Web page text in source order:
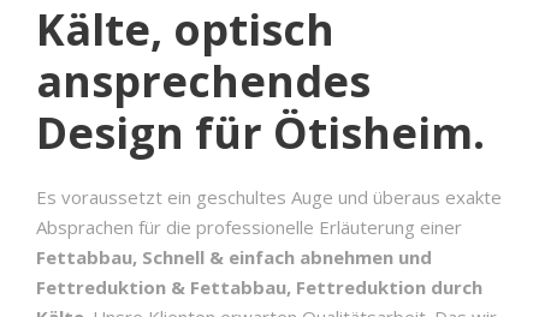
Kälte, optisch
ansprechendes
Design für Ötisheim.
Es voraussetzt ein geschultes Auge und überaus exakte
Absprachen für die professionelle Erläuterung einer
Fettabbau, Schnell & einfach abnehmen und
Fettreduktion & Fettabbau, Fettreduktion durch